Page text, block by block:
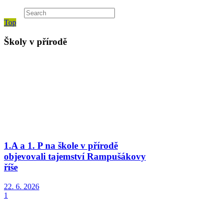
Top
Školy v přírodě
1.A a 1. P na škole v přírodě
objevovali tajemství Rampušákovy
říše
22. 6. 2026
1